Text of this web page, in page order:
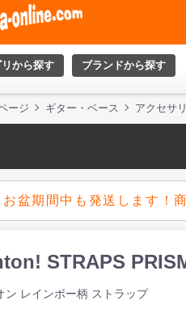
から探す ブランドから探す
ージ ギター・ベース アクセサ
お盆期間中も発送します！
STRAPS
ン レインボー柄 ストラップ